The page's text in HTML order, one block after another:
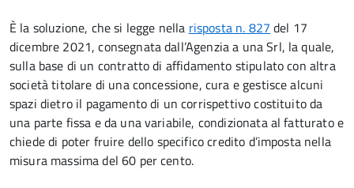
È la soluzione, che si legge nella risposta n. 827 del 17
dicembre 2021, consegnata dall’Agenzia a una Srl, la quale,
sulla base di un contratto di affidamento stipulato con altra
società titolare di una concessione, cura e gestisce alcuni
spazi dietro il pagamento di un corrispettivo costituito da
una parte fissa e da una variabile, condizionata al fatturato e
chiede di poter fruire dello specifico credito d’imposta nella
misura massima del 60 per cento.